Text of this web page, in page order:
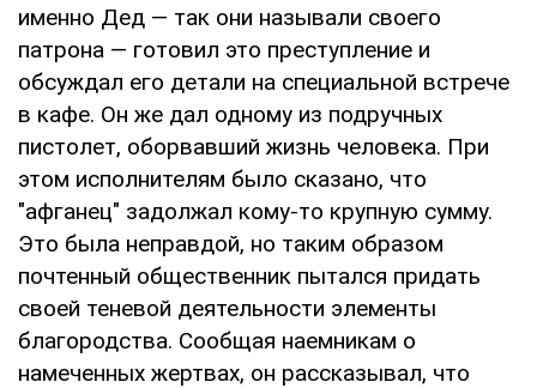
именно Дед — так они называли своего
патрона — готовил это преступление и
обсуждал его детали на специальной встрече
в кафе. Он же дал одному из подручных
пистолет, оборвавший жизнь человека. При
этом исполнителям было сказано, что
"афганец" задолжал кому-то крупную сумму.
Это была неправдой, но таким образом
почтенный общественник пытался придать
своей теневой деятельности элементы
благородства. Сообщая наемникам о
намеченных жертвах, он рассказывал, что